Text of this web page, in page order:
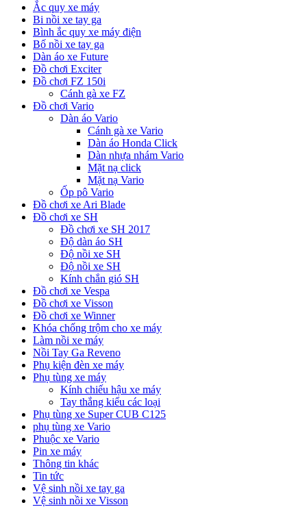
Ắc quy xe máy
Bi nồi xe tay ga
Bình ắc quy xe máy điện
Bố nồi xe tay ga
Dàn áo xe Future
Đồ chơi Exciter
Đồ chơi FZ 150i
Cánh gà xe FZ
Đồ chơi Vario
Dàn áo Vario
Cánh gà xe Vario
Dàn áo Honda Click
Dàn nhựa nhám Vario
Mặt nạ click
Mặt nạ Vario
Ốp pô Vario
Đồ chơi xe Ari Blade
Đồ chơi xe SH
Đồ chơi xe SH 2017
Độ dàn áo SH
Độ nồi xe SH
Độ nồi xe SH
Kính chắn gió SH
Đồ chơi xe Vespa
Đồ chơi xe Visson
Đồ chơi xe Winner
Khóa chống trộm cho xe máy
Làm nồi xe máy
Nồi Tay Ga Reveno
Phụ kiện đèn xe máy
Phụ tùng xe máy
Kính chiếu hậu xe máy
Tay thắng kiểu các loại
Phụ tùng xe Super CUB C125
phụ tùng xe Vario
Phuộc xe Vario
Pin xe máy
Thông tin khác
Tin tức
Vệ sinh nồi xe tay ga
Vệ sinh nồi xe Visson